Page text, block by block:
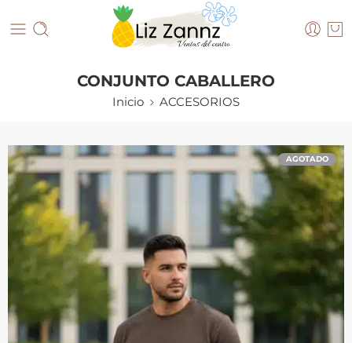
CONJUNTO CABALLERO
Inicio ACCESORIOS
AGOTADO